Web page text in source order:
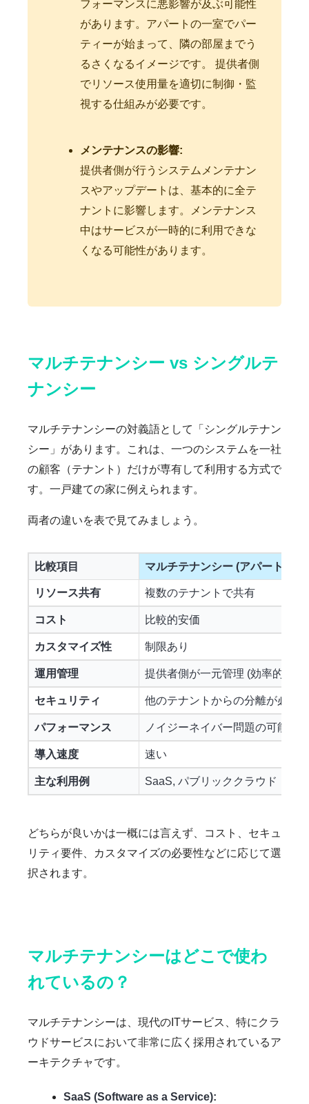
フォーマンスに悪影響が及ぶ可能性
があります。アパートの一室でパー
ティーが始まって、隣の部屋までう
るさくなるイメージです。 提供者側
でリソース使用量を適切に制御・監
視する仕組みが必要です。
メンテナンスの影響:
提供者側が行うシステムメンテナン
スやアップデートは、基本的に全テ
ナントに影響します。メンテナンス
中はサービスが一時的に利用できな
くなる可能性があります。
マルチテナンシー vs シングルテ
ナンシー
マルチテナンシーの対義語として「シングルテナン
シー」があります。これは、一つのシステムを一社
の顧客（テナント）だけが専有して利用する方式で
す。一戸建ての家に例えられます。
両者の違いを表で見てみましょう。
比較項目 マルチテナンシー (アパート型 )
リソース共有 複数のテナントで共有
コスト 比較的安価
カスタマイズ性 制限あり
運用管理 提供者側が一元管理 (効率的)
セキュリティ 他のテナントからの分離が必要
パフォーマンス ノイジーネイバー問題の可能性
導入速度 速い
主な利用例 SaaS, パブリッククラウド
どちらが良いかは一概には言えず、コスト、セキュ
リティ要件、カスタマイズの必要性などに応じて選
択されます。
マルチテナンシーはどこで使わ
れているの？
マルチテナンシーは、現代のITサービス、特にクラ
ウドサービスにおいて非常に広く採用されているア
ーキテクチャです。
SaaS (Software as a Service):